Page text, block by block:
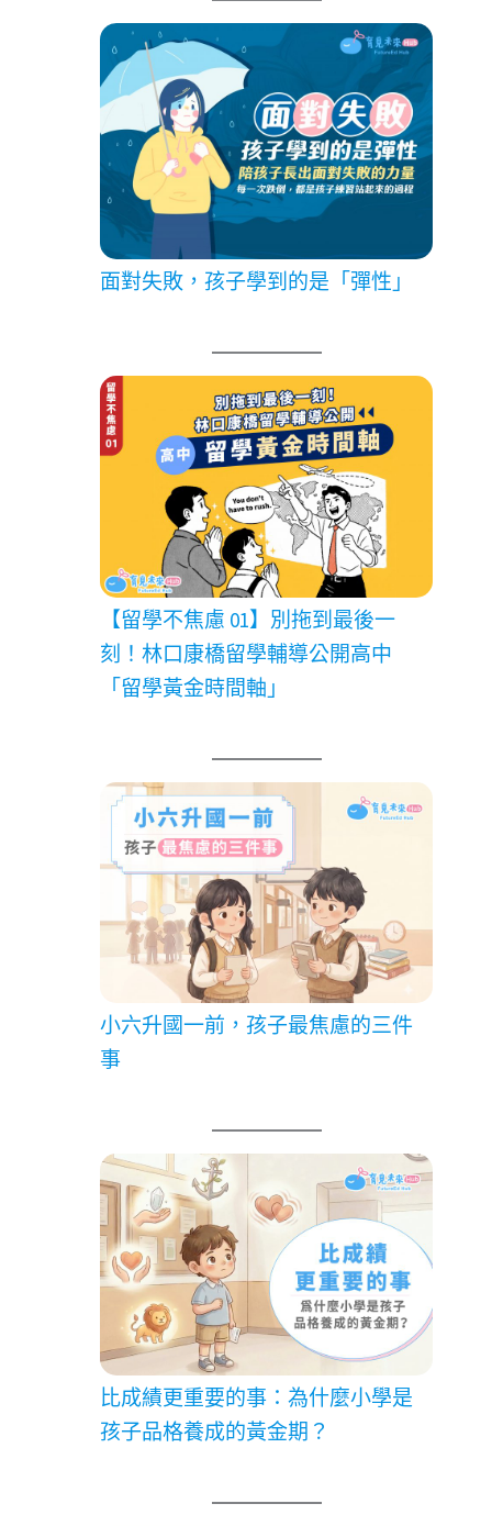
面對失敗，孩子學到的是「彈性」
【留學不焦慮 01】別拖到最後一
刻！林口康橋留學輔導公開高中
「留學黃金時間軸」
小六升國一前，孩子最焦慮的三件
事
比成績更重要的事：為什麼小學是
孩子品格養成的黃金期？